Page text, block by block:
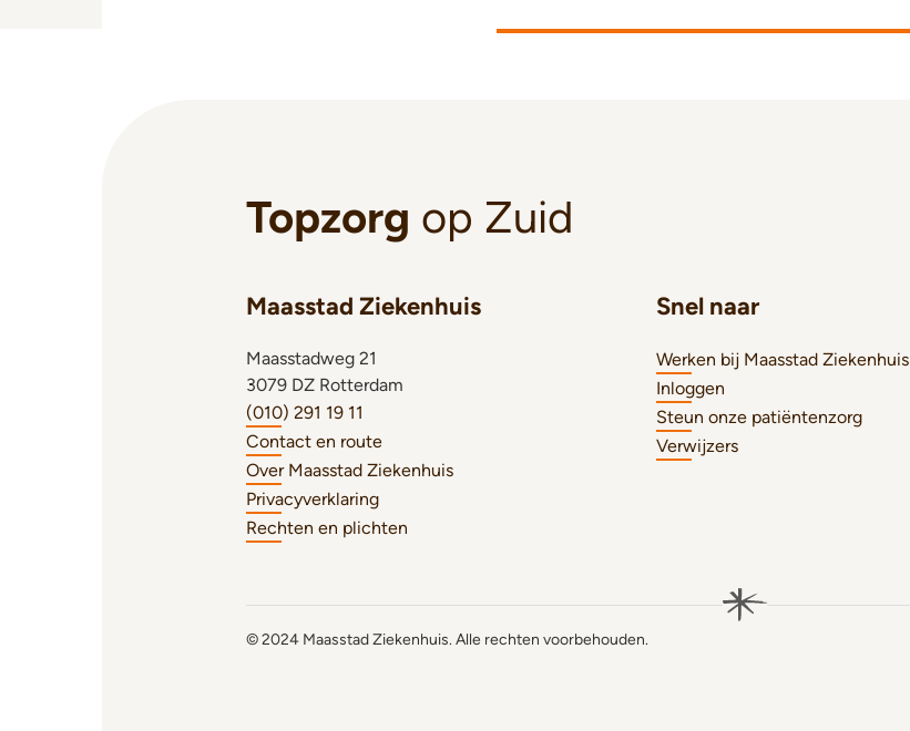
Topzorg op Zuid
Maasstad Ziekenhuis
Maasstadweg 21
3079 DZ Rotterdam
(010) 291 19 11
Contact en route
Over Maasstad Ziekenhuis
Privacyverklaring
Rechten en plichten
Snel naar
Werken bij Maasstad Ziekenhuis
Inloggen
Steun onze patiëntenzorg
Verwijzers
© 2024 Maasstad Ziekenhuis. Alle rechten voorbehouden.